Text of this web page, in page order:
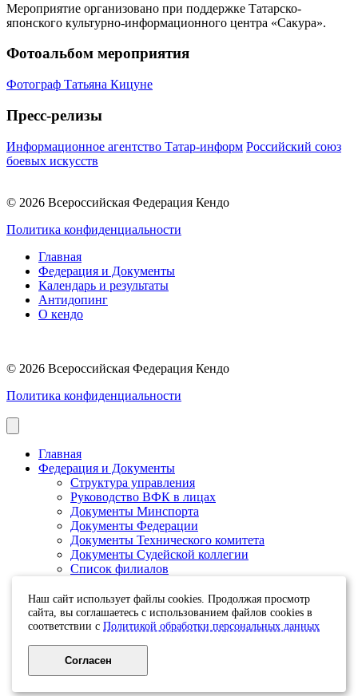
Мероприятие организовано при поддержке Татарско-
японского культурно-информационного центра «Сакура».
Фотоальбом мероприятия
Фотограф Татьяна Кицуне
Пресс-релизы
Информационное агентство Татар-информ Российский союз
боевых искусств
© 2026 Всероссийская Федерация Кендо
Политика конфиденциальности
Главная
Федерация и Документы
Календарь и результаты
Антидопинг
О кендо
© 2026 Всероссийская Федерация Кендо
Политика конфиденциальности
Главная
Федерация и Документы
Структура управления
Руководство ВФК в лицах
Документы Минспорта
Документы Федерации
Документы Технического комитета
Документы Судейской коллегии
Список филиалов
Календарь и результаты
Календарь
Новости и события
О кендо
Наш сайт использует файлы cookies. Продолжая просмотр
сайта, вы соглашаетесь с использованием файлов cookies в
соответствии с Политикой обработки персональных данных
Согласен